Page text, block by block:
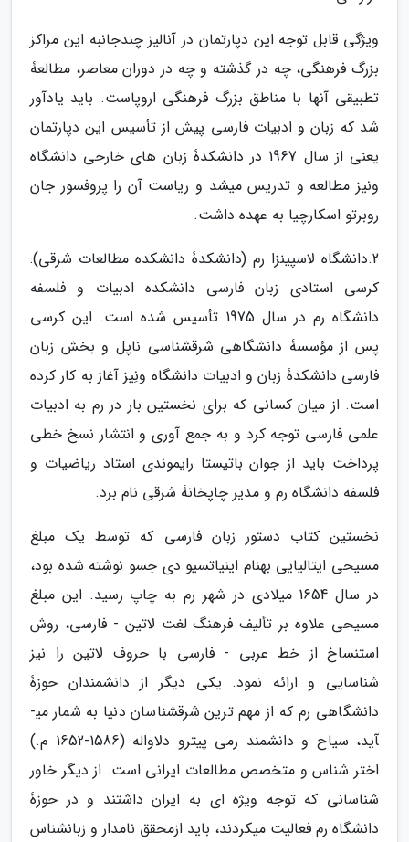
ویژگی قابل توجه این دپارتمان در آنالیز چند­جانبه این مراکز
بزرگ فرهنگی، چه در گذشته و چه در دوران معاصر، مطالعۀ
تطبیقی آن­ها با مناطق بزرگ فرهنگی اروپاست. باید یادآور
شد که زبان و ادبیات فارسی پیش از تأسیس این دپارتمان
یعنی از سال 1967 در دانشکدۀ زبان­ های خارجی دانشگاه
ونیز مطالعه و تدریس می­شد و ریاست آن را پروفسور جان
روبرتو اسکارچیا به­ عهده داشت.
2.دانشگاه لاسپینزا رم (دانشکدۀ دانشکده مطالعات شرقی):
کرسی استادی زبان فارسی دانشکده ادبیات و فلسفه
دانشگاه رم در سال 1975 تأسیس شده است. این کرسی
پس از مؤسسۀ دانشگاهی شرق­شناسی ناپل و بخش زبان
فارسی دانشکدۀ زبان و ادبیات دانشگاه ونِیز آغاز به­ کار کرده
است. از میان کسانی که برای نخستین بار در رم به ادبیات
علمی فارسی توجه کرد و به جمع آوری و انتشار نسخ خطی
پرداخت باید از جوان باتیستا رایموندی استاد ریاضیات و
فلسفه دانشگاه رم و مدیر چاپخانۀ شرقی نام برد.
نخستین کتاب دستور زبان فارسی که توسط یک مبلغ
مسیحی ایتالیایی به­نام اینیاتسیو دی جسو نوشته شده بود،
در سال 1654 میلادی در شهر رم به چاپ رسید. این مبلغ
مسیحی علاوه بر تألیف فرهنگ لغت لاتین - فارسی، روش
استنساخ از خط عربی - فارسی با حروف لاتین را نیز
شناسایی و ارائه نمود. یکی دیگر از دانشمندان حوزۀ
دانشگاهی رم که از مهم ترین شرق­شناسان دنیا به شمار می­
آید، سیاح و دانشمند رمی پیترو دلاواله (1586-1652 م.)
اختر شناس و متخصص مطالعات ایرانی است. از دیگر خاور
شناسانی که توجه ویژه­ ای به ایران داشتند و در حوزۀ
دانشگاه رم فعالیت می­کردند، باید ازمحقق نامدار و زبان­شناس